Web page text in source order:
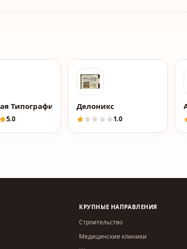
Типография
5.0
Делоникс
1.0
КРУПНЫЕ НАПРАВЛЕНИЯ
Строительство
Медицинские клиники